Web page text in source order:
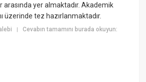
arasında yer almaktadır. Akademik
üzerinde tez hazırlanmaktadır.
|Cevabın tamamını burada okuyun: